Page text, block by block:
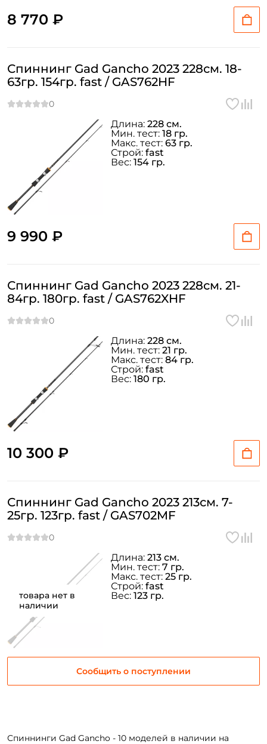
8 770 ₽
Спиннинг Gad Gancho 2023 228см. 18-
63гр. 154гр. fast / GAS762HF
9 990 ₽
Длина: 228 см.
Мин. тест: 18 гр.
Макс. тест: 63 гр.
Строй: fast
Вес: 154 гр.
Спиннинг Gad Gancho 2023 228см. 21-
84гр. 180гр. fast / GAS762XHF
10 300 ₽
Длина: 228 см.
Мин. тест: 21 гр.
Макс. тест: 84 гр.
Строй: fast
Вес: 180 гр.
товара нет в
наличии
Спиннинг Gad Gancho 2023 213см. 7-
25гр. 123гр. fast / GAS702MF
Сообщить о поступлении
Длина: 213 см.
Мин. тест: 7 гр.
Макс. тест: 25 гр.
Строй: fast
Вес: 123 гр.
Спиннинги Gad Gancho - 10 моделей в наличии на
Придумайте пароль: *
Заполняя данную форму вы соглашаетесь на обработку
персональных данных
У меня уже есть аккаунт